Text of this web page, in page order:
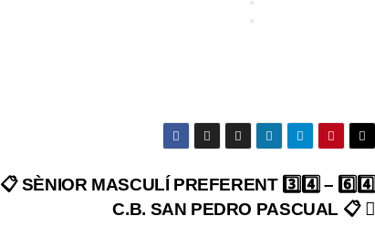
📋 SÈNIOR MASCULÍ PREFERENT 3️⃣4️⃣ – 6️⃣4️⃣
C.B. SAN PEDRO PASCUAL 📋